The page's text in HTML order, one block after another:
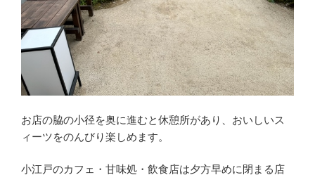
お店の脇の小径を奥に進むと休憩所があり、おいしいス
ィーツをのんびり楽しめます。
小江戸のカフェ・甘味処・飲食店は夕方早めに閉まる店